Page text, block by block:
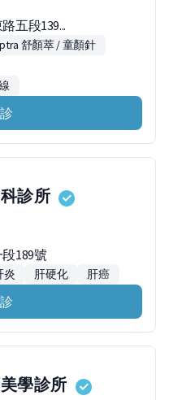
五段139...
舒顏萃 / 童顏針
診所
189號
炎 肝硬化 肝癌
學診所